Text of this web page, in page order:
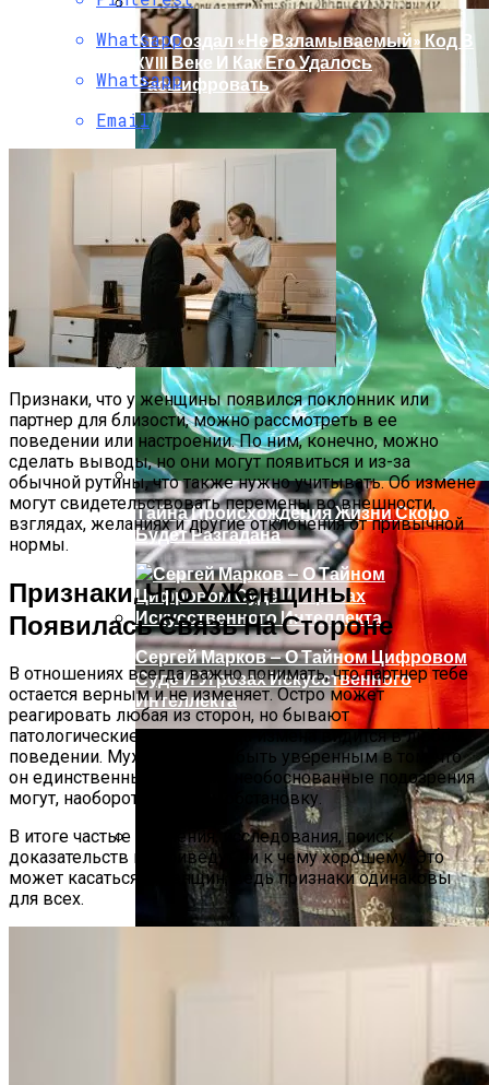
Раскрась Свой Год: Какой Цвет
Принесет Тебе Успех В 2026 Году По
Знаку Зодиака
Ваша Любовь К Оранжевому: Глоток
Энергии Или Сигнал Уставшей Души
Кто Создал «не Взламываемый» Код В
XVIII Веке И Как Его Удалось
Расшифровать
Тайна Происхождения Жизни Скоро
Будет Разгадана
Сергей Марков — О Тайном Цифровом
Суде И Угрозах Искусственного
Интеллекта
Whatsapp
Whatsapp
Email
Признаки, что у женщины появился поклонник или
партнер для близости, можно рассмотреть в ее
поведении или настроении. По ним, конечно, можно
сделать выводы, но они могут появиться и из-за
обычной рутины, что также нужно учитывать. Об измене
могут свидетельствовать перемены во внешности,
взглядах, желаниях и другие отклонения от привычной
нормы.
Признаки, Что У Женщины
Появилась Связь На Стороне
В отношениях всегда важно понимать, что партнер тебе
остается верным и не изменяет. Остро может
реагировать любая из сторон, но бывают
патологические случаи, когда измена видится в любом
поведении. Мужчина хочет быть уверенным в том, что
он единственный, поэтому необоснованные подозрения
могут, наоборот, накалить обстановку.
В итоге частые сомнения, исследования, поиск
доказательств не приведут ни к чему хорошему. Это
может касаться и женщин, ведь признаки одинаковы
для всех.